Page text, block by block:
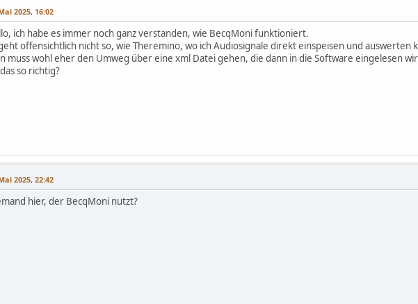
2025, 16:02
ich habe es immer noch ganz verstanden, wie BecqMoni funktioniert.
offensichtlich nicht so, wie Theremino, wo ich Audiosignale direkt einspeisen und auswerten
muss wohl eher den Umweg über eine xml Datei gehen, die dann in die Software eingelesen
so richtig?
2025, 22:42
hier, der BecqMoni nutzt?